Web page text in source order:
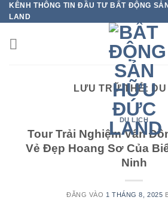
Bỏ
qua
nội
dung
KÊNH THÔNG TIN ĐẦU TƯ BẤT ĐỘNG
LAND
LƯU TRỮ THẺ:
DU LỊCH
Tour Trải Nghiệm Vân
Vẻ Đẹp Hoang Sơ Của
Ninh
ĐĂNG VÀO 1 THÁNG 8, 2025